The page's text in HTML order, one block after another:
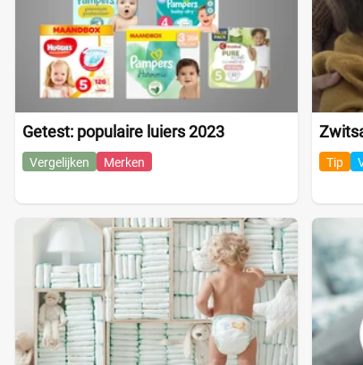
Getest: populaire luiers 2023
Vergelijken Merken Tip